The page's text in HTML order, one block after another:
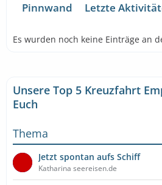
Pinnwand Letzte
Es wurden noch keine Einträge an
Unsere Top 5 Kreuzfahrt
Euch
Thema
Jetzt spontan aufs Schiff
Katharina seereisen.de